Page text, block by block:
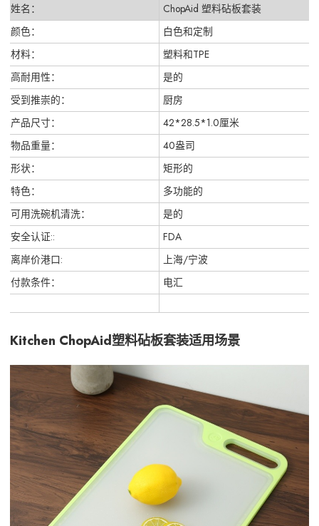
姓名：
ChopAid 塑料砧板套装
颜色：
白色和定制
材料：
塑料和TPE
高耐用性：
是的
受到推崇的：
厨房
产品尺寸：
42*28.5*1.0厘米
物品重量：
40盎司
形状：
矩形的
特色：
多功能的
可用洗碗机清洗：
是的
安全认证::
FDA
离岸价港口:
上海/宁波
付款条件：
电汇
Kitchen ChopAid塑料砧板套装适用场景